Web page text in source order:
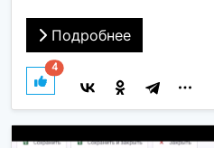
Подробнее
4